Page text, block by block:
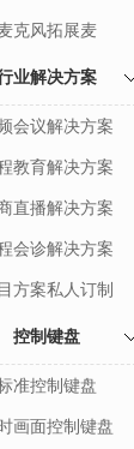
克风拓展麦
业解决方案
会议解决方案
教育解决方案
直播解决方案
会诊解决方案
方案私人订制
控制键盘
准控制键盘
画面控制键盘